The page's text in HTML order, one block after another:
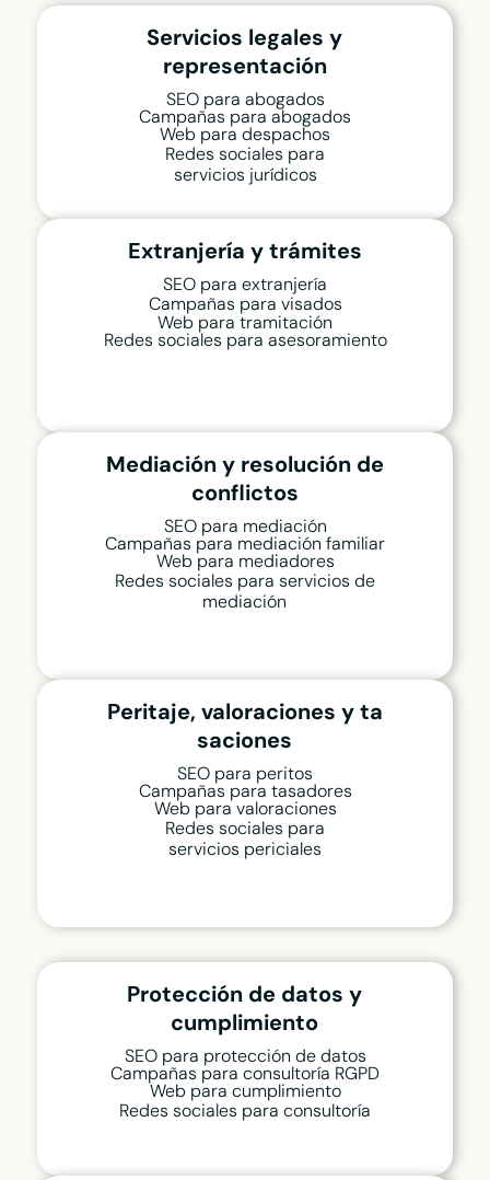
Servicios legales y
representación
SEO para abogados
Campañas para abogados
Web para despachos
Redes sociales para
servicios jurídicos
Extranjería y trámites
SEO para extranjería
Campañas para visados
Web para tramitación
Redes sociales para asesoramiento
Mediación y resolución de
conflictos
SEO para mediación
Campañas para mediación familiar
Web para mediadores
Redes sociales para servicios de
mediación
Peritaje, valoraciones y ta
saciones
SEO para peritos
Campañas para tasadores
Web para valoraciones
Redes sociales para
servicios periciales
Protección de datos y
cumplimiento
SEO para protección de datos
Campañas para consultoría RGPD
Web para cumplimiento
Redes sociales para consultoría